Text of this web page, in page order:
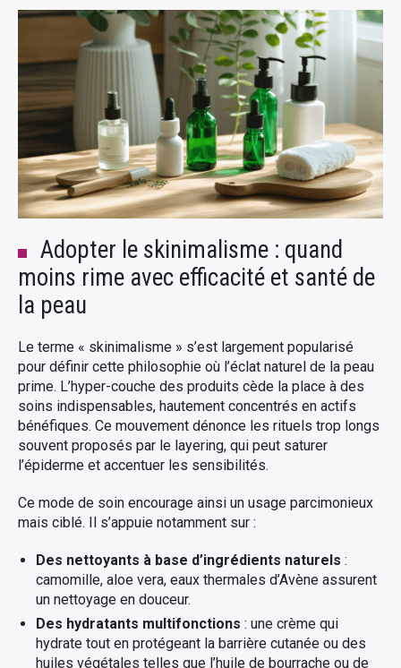
Adopter le skinimalisme : quand
moins rime avec efficacité et santé de
la peau
Le terme « skinimalisme » s’est largement popularisé
pour définir cette philosophie où l’éclat naturel de la peau
prime. L’hyper-couche des produits cède la place à des
soins indispensables, hautement concentrés en actifs
bénéfiques. Ce mouvement dénonce les rituels trop longs
souvent proposés par le layering, qui peut saturer
l’épiderme et accentuer les sensibilités.
Ce mode de soin encourage ainsi un usage parcimonieux
mais ciblé. Il s’appuie notamment sur :
Des nettoyants à base d’ingrédients naturels :
camomille, aloe vera, eaux thermales d’Avène assurent
un nettoyage en douceur.
Des hydratants multifonctions : une crème qui
hydrate tout en protégeant la barrière cutanée ou des
huiles végétales telles que l’huile de bourrache ou de